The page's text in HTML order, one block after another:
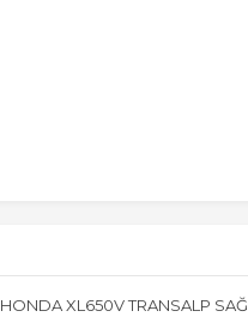
HONDA XL650V TRANSALP SAĞ